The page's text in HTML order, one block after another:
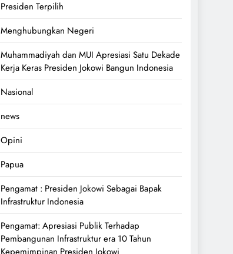
Presiden Terpilih
Menghubungkan Negeri
Muhammadiyah dan MUI Apresiasi Satu Dekade
Kerja Keras Presiden Jokowi Bangun Indonesia
Nasional
news
Opini
Papua
Pengamat : Presiden Jokowi Sebagai Bapak
Infrastruktur Indonesia
Pengamat: Apresiasi Publik Terhadap
Pembangunan Infrastruktur era 10 Tahun